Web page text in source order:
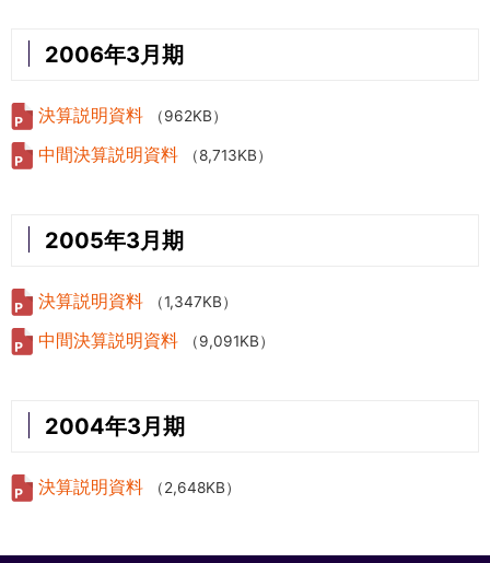
2006年3月期
決算説明資料 （962KB）
中間決算説明資料 （8,713KB）
2005年3月期
決算説明資料 （1,347KB）
中間決算説明資料 （9,091KB）
2004年3月期
決算説明資料 （2,648KB）